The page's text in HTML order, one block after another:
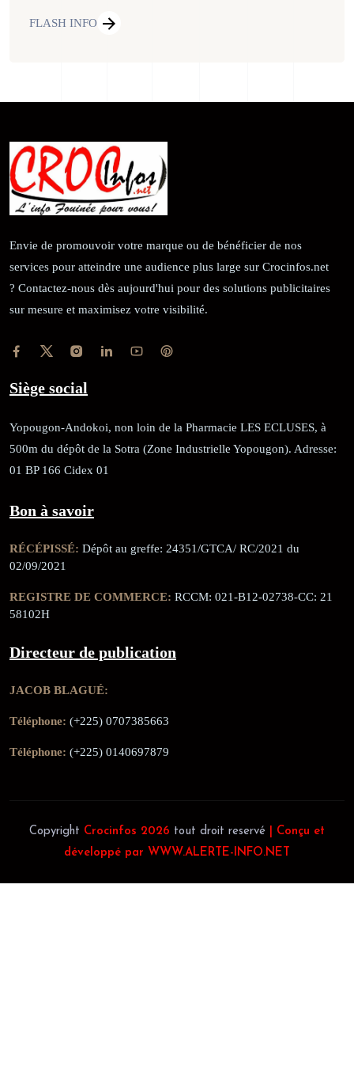
FLASH INFO
Envie de promouvoir votre marque ou de bénéficier de nos
services pour atteindre une audience plus large sur Crocinfos.net
? Contactez-nous dès aujourd'hui pour des solutions publicitaires
sur mesure et maximisez votre visibilité.
Siège social
Yopougon-Andokoi, non loin de la Pharmacie LES ECLUSES, à
500m du dépôt de la Sotra (Zone Industrielle Yopougon). Adresse:
01 BP 166 Cidex 01
Bon à savoir
RÉCÉPISSÉ: Dépôt au greffe: 24351/GTCA/ RC/2021 du
02/09/2021
REGISTRE DE COMMERCE: RCCM: 021-B12-02738-CC: 21
58102H
Directeur de publication
JACOB BLAGUÉ:
Téléphone: (+225) 0707385663
Téléphone: (+225) 0140697879
Copyright Crocinfos 2026 tout droit reservé
| Conçu et
développé par WWW.ALERTE-INFO.NET